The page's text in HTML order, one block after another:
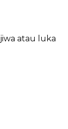
atau luka